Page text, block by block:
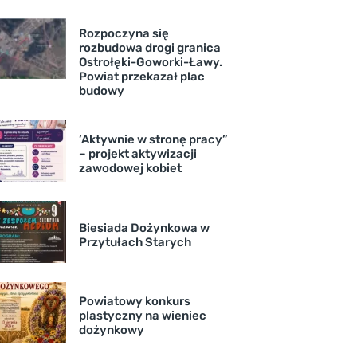
Rozpoczyna się
rozbudowa drogi granica
Ostrołęki-Goworki-Ławy.
Powiat przekazał plac
budowy
’Aktywnie w stronę pracy”
– projekt aktywizacji
zawodowej kobiet
Biesiada Dożynkowa w
Przytułach Starych
Powiatowy konkurs
plastyczny na wieniec
dożynkowy